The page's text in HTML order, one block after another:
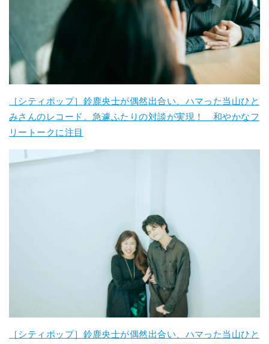
［シティポップ］鈴鹿央士が偶然出合い、ハマった当山ひと
みさんのレコード。急遽ふたりの対談が実現！ 和やかなフ
リートークに注目
［シティポップ］鈴鹿央士が偶然出合い、ハマった当山ひと